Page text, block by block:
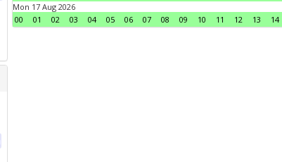
Mon 17 Aug 2026
00
01 02 03 04 05 06 07 08 09 10 11 12 13 14